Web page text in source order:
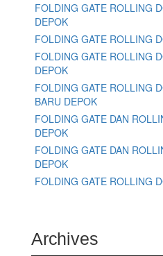
FOLDING GATE ROLLING
DEPOK
FOLDING GATE ROLLING
FOLDING GATE ROLLING
DEPOK
FOLDING GATE ROLLING
BARU DEPOK
FOLDING GATE DAN
DEPOK
FOLDING GATE DAN
DEPOK
FOLDING GATE ROLLING
Archives